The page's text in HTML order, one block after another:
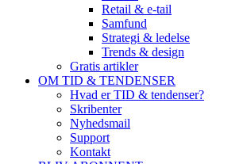
Retail & e-tail
Samfund
Strategi & ledelse
Trends & design
Gratis artikler
OM TID & TENDENSER
Hvad er TID & tendenser?
Skribenter
Nyhedsmail
Support
Kontakt